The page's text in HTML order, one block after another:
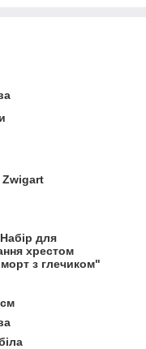
Zwigart
для
хрестом
з глечиком"